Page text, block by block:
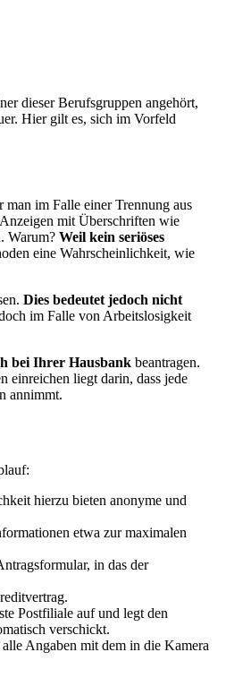
dieser Berufsgruppen angehört,
Hier gilt es, sich im Vorfeld
man im Falle einer Trennung aus
mit Überschriften wie
Warum? Weil kein seriöses
eine Wahrscheinlichkeit, wie
Dies bedeutet jedoch nicht
im Falle von Arbeitslosigkeit
bei Ihrer Hausbank beantragen.
einreichen liegt darin, dass jede
annimmt.
hierzu bieten anonyme und
etwa zur maximalen
in das der
Postfiliale auf und legt den
verschickt.
Angaben mit dem in die Kamera